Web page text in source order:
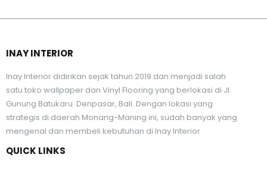
INAY INTERIOR
Inay Interior didirikan sejak tahun 2019 dan menjadi salah
satu toko wallpaper dan Vinyl Flooring yang berlokasi di Jl.
Gunung Batukaru Denpasar, Bali. Dengan lokasi yang
strategis di daerah Monang-Maning ini, sudah banyak yang
mengenal dan membeli kebutuhan di Inay Interior
QUICK LINKS